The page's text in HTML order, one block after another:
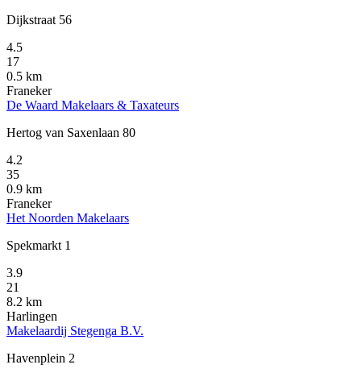
Dijkstraat 56
4.5
17
0.5 km
Franeker
De Waard Makelaars & Taxateurs
Hertog van Saxenlaan 80
4.2
35
0.9 km
Franeker
Het Noorden Makelaars
Spekmarkt 1
3.9
21
8.2 km
Harlingen
Makelaardij Stegenga B.V.
Havenplein 2